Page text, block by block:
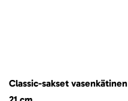
Classic-sakset vasenkätinen